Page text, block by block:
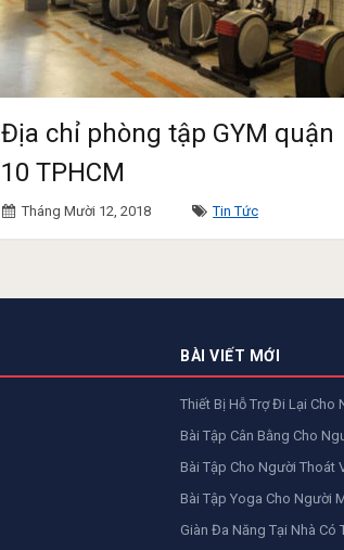
Địa chỉ phòng tập GYM quận
10 TPHCM
Tháng Mười 12, 2018 Tin Tức
BÀI VIẾT MỚI
Thiết Bị Hỗ Trợ Đi Lại Cho
Bài Tập Cân Bằng Cho
Bài Tập Cho Người Thoát
Bài Tập Yoga Cho Người
Giàn Đa Năng Tại Nhà Có